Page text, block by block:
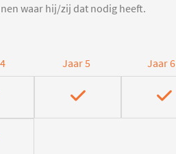
waar hij/zij dat nodig heeft.
Jaar 5 Jaar 6